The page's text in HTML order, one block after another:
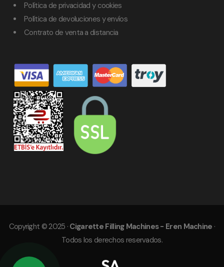
Política de privacidad y cookies
Política de devoluciones y envíos
Contrato de venta a distancia
Copyright © 2025 · Cigarette Filling Machines - Eren Machine ·
Todos los derechos reservados.